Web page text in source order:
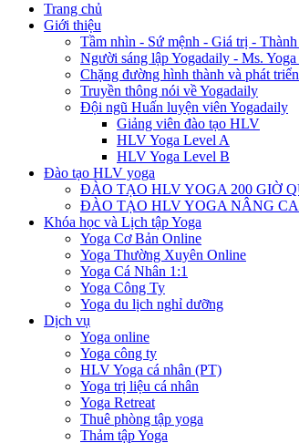
Trang chủ
Giới thiệu
Tầm nhìn - Sứ mệnh - Giá trị -
Người sáng lập Yogadaily - Ms.
Chặng đường hình thành và phát triển
Truyền thông nói về Yogadaily
Đội ngũ Huấn luyện viên Yogadaily
Giảng viên đào tạo HLV
HLV Yoga Level A
HLV Yoga Level B
Đào tạo HLV yoga
ĐÀO TẠO HLV YOGA 200 GIỜ
ĐÀO TẠO HLV YOGA NÂNG
Khóa học và Lịch tập Yoga
Yoga Cơ Bản Online
Yoga Thường Xuyên Online
Yoga Cá Nhân 1:1
Yoga Công Ty
Yoga du lịch nghỉ dưỡng
Dịch vụ
Yoga online
Yoga công ty
HLV Yoga cá nhân (PT)
Yoga trị liệu cá nhân
Yoga Retreat
Thuê phòng tập yoga
Thảm tập Yoga